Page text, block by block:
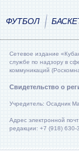
ФУТБОЛ
Сетевое издание
службе по надзору в
коммуникаций
Свидетельство о
Учредитель: Осадник
Адрес электронной
редакции: +7 (918) 630-